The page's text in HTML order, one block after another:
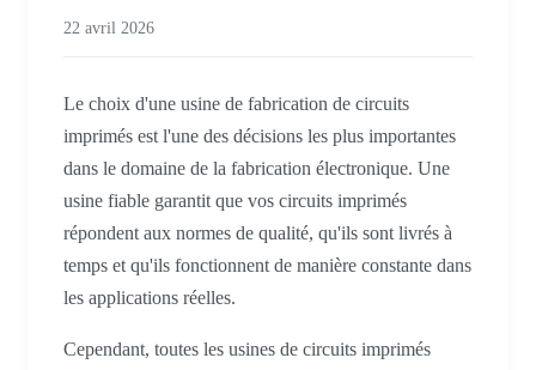
22 avril 2026
Le choix d'une usine de fabrication de circuits
imprimés est l'une des décisions les plus importantes
dans le domaine de la fabrication électronique. Une
usine fiable garantit que vos circuits imprimés
répondent aux normes de qualité, qu'ils sont livrés à
temps et qu'ils fonctionnent de manière constante dans
les applications réelles.
Cependant, toutes les usines de circuits imprimés